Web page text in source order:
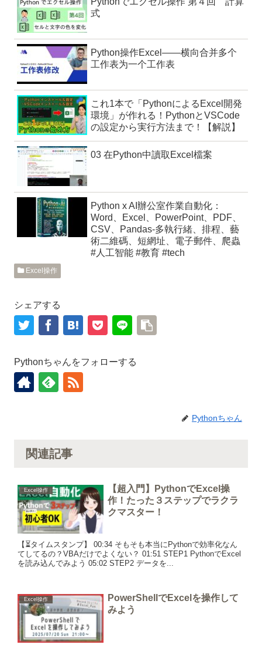
式
Python操作Excel——横向合并多个
工作表为一个工作表
これ1本で「PythonによるExcel開発
環境」が作れる！PythonとVSCode
の設定から実行方法まで！【解説】
03 在Python中讀取Excel檔案
Python x AI辦公室作業自動化：
Word、Excel、PowerPoint、PDF、
CSV、Pandas-多執行緒、排程、藝
術二維碼、短網址、電子郵件、爬蟲
#人工智能 #教育 #tech
Excel操作
シェアする
Pythonちゃんをフォローする
Pythonちゃん
関連記事
Excel操作
【超入門】PythonでExcel操
作！たった３ステップでラクラ
クマスター！
【⏳タイムスタンプ】 00:34 そもそも本当にPythonで効率化なん
てしてるの？VBAだけでよくない？ 01:51 STEP1 PythonでExcel
を読み込んでみよう 05:02 STEP2 データを...
Excel操作
PowerShellでExcelを操作して
みよう